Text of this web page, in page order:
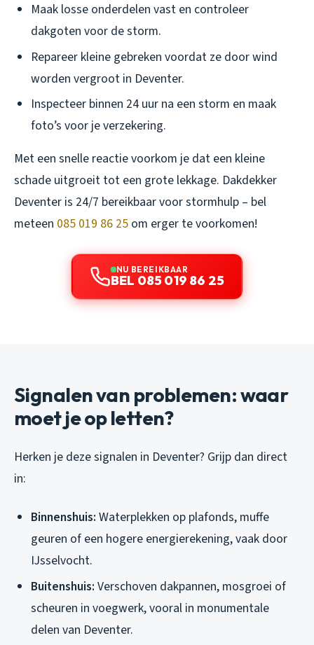
Maak losse onderdelen vast en controleer
dakgoten voor de storm.
Repareer kleine gebreken voordat ze door wind
worden vergroot in Deventer.
Inspecteer binnen 24 uur na een storm en maak
foto’s voor je verzekering.
Met een snelle reactie voorkom je dat een kleine
schade uitgroeit tot een grote lekkage. Dakdekker
Deventer is 24/7 bereikbaar voor stormhulp – bel
meteen 085 019 86 25 om erger te voorkomen!
NU BEREIKBAAR
BEL 085 019 86 25
Signalen van problemen: waar
moet je op letten?
Herken je deze signalen in Deventer? Grijp dan direct
in:
Binnenshuis: Waterplekken op plafonds, muffe
geuren of een hogere energierekening, vaak door
IJsselvocht.
Buitenshuis: Verschoven dakpannen, mosgroei of
scheuren in voegwerk, vooral in monumentale
delen van Deventer.